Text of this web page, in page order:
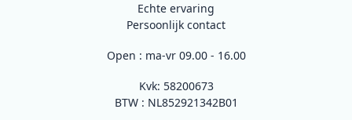
Echte ervaring
Persoonlijk contact
Open : ma-vr 09.00 - 16.00
Kvk: 58200673
BTW : NL852921342B01